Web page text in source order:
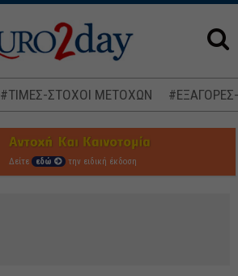
#ΤΙΜΕΣ-ΣΤΟΧΟΙ ΜΕΤΟΧΩΝ
Δείτε εδώ την ειδική έκδοση